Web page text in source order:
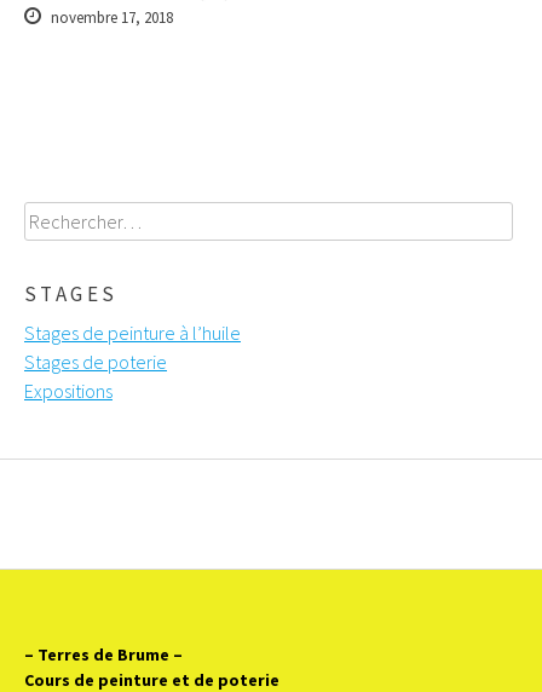
novembre 17, 2018
Rechercher :
STAGES
Stages de peinture à l’huile
Stages de poterie
Expositions
– Terres de Brume –
Cours de peinture et de poterie